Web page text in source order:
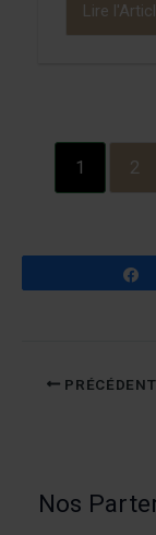
Lire
1 2
PRÉCÉDENT
Nos